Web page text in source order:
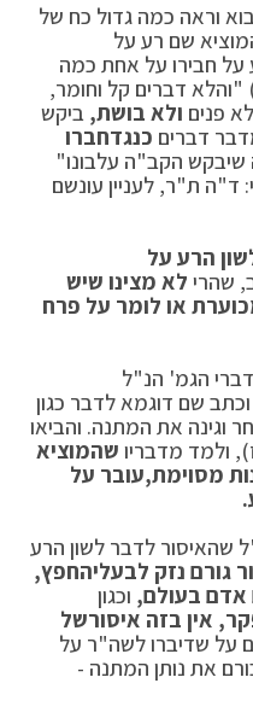
וראה כמה גדול כח של
שם רע על
על חבירו על אחת כמה
דברים קל וחומר,
פנים ולא בושת, ביקש
דברים כנגדחברו
שיבקש הקב"ה עלבונו"
ד"ה ת"ר, לעניין עונשם
הרע על
שהרי לא מצינו שיש
או לומר על פרח
הגמ' הנ"ל
וכתב שם דוגמא לדבר כגון
וגינה את המתנה. והביאו
ולמד מדבריו שהמוציא
מסוימת,עובר על
שהאיסור לדבר לשון הרע
גורם נזק לבעליהחפץ,
אדם בעולם, וכגון
אין בזה איסורשל
על שדיברו לשה"ר על
את נותן המתנה -